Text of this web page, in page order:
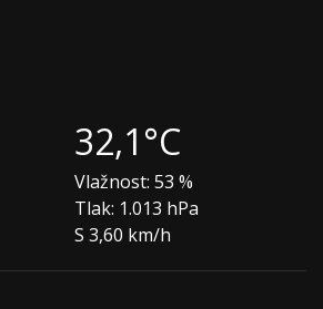
32,1°C
Vlažnost: 53 %
Tlak: 1.013 hPa
S 3,60 km/h